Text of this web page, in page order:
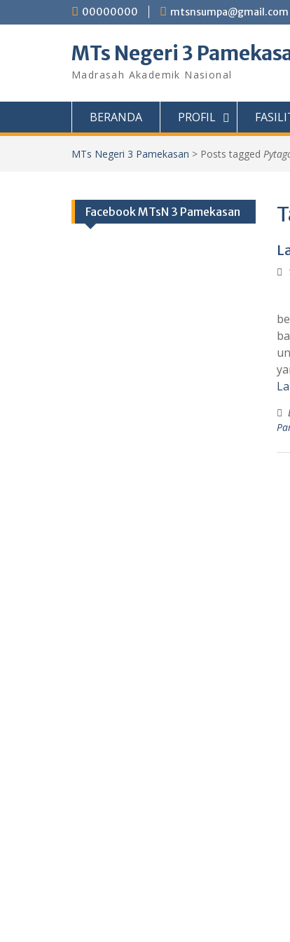
to
00000000 mtsnsumpa@gmail.com
MTs Negeri 3
Madrasah Akademik Nasional
BERANDA PROFIL
MTs Negeri 3 Pamekasan > Posts tagged
Facebook MTsN 3 Pamekasan